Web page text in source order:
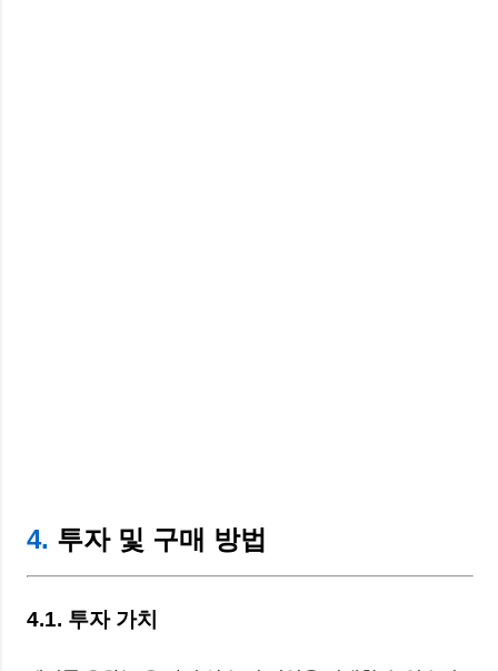
4. 투자 및 구매 방법
4.1. 투자 가치